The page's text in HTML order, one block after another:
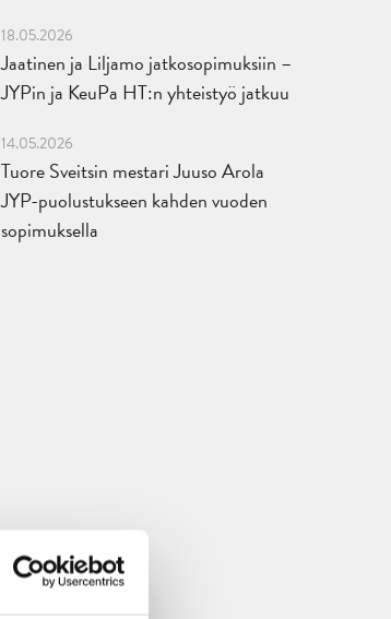
18.05.2026
Jaatinen ja Liljamo jatkosopimuksiin –
JYPin ja KeuPa HT:n yhteistyö jatkuu
14.05.2026
Tuore Sveitsin mestari Juuso Arola
JYP-puolustukseen kahden vuoden
sopimuksella